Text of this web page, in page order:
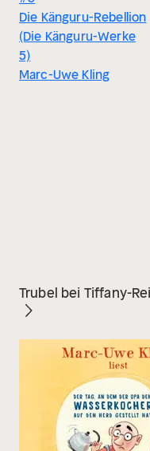
Die Känguru-Rebellion
(Die Känguru-Werke
5)
Marc-Uwe Kling
Trubel bei Tiffany-